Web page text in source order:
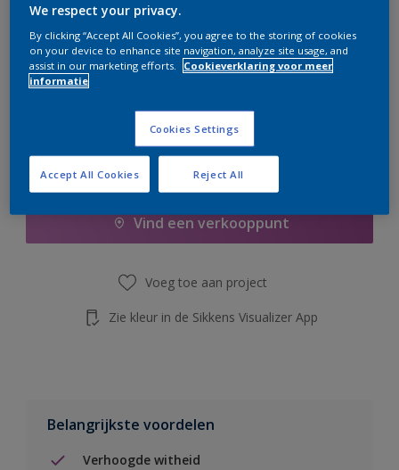
5 L
10 L
Op dit moment is het niet mogelijk dit product online
te bestellen. Bezoek je dichtstbijzijnde winkel of klik op
de knop hieronder.
Boodschappenlijst
Vind een verkooppunt
Voeg toe aan project
Zie kleur in de Sikkens Visualizer App
Belangrijkste voordelen
Verhoogde witheid
We respect your privacy.
By clicking “Accept All Cookies”, you agree to the storing of cookies
on your device to enhance site navigation, analyze site usage, and
assist in our marketing efforts.
Cookieverklaring voor meer
informatie
Cookies Settings
Reject All
Accept All Cookies